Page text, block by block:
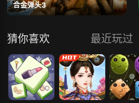
合金弹头3
猜你喜欢 最近玩过